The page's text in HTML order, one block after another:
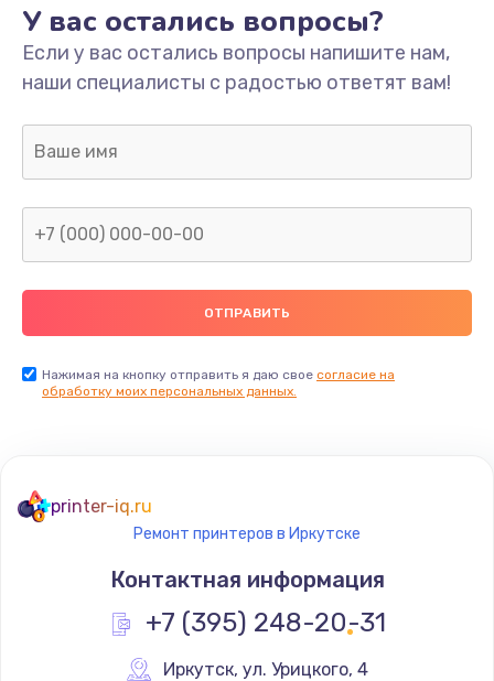
У вас остались вопросы?
Если у вас остались вопросы напишите нам,
наши специалисты с радостью ответят вам!
Нажимая на кнопку отправить я даю свое согласие на
обработку моих персональных данных.
printer-iq.ru
Ремонт принтеров в Иркутске
Контактная информация
+7 (395) 248-20-31
Иркутск, ул. Урицкого, 4